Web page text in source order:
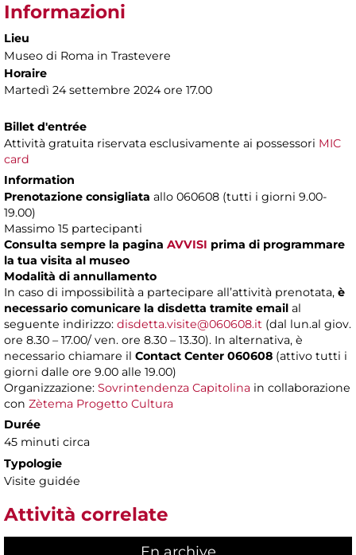
Informazioni
Lieu
Museo di Roma in Trastevere
Horaire
Martedì 24 settembre 2024 ore 17.00
Billet d'entrée
Attività gratuita riservata esclusivamente ai possessori MIC
card
Information
Prenotazione consigliata allo 060608 (tutti i giorni 9.00-
19.00)
Massimo 15 partecipanti
Consulta sempre la pagina AVVISI prima di programmare
la tua visita al museo
Modalità di annullamento
In caso di impossibilità a partecipare all’attività prenotata, è
necessario comunicare la disdetta tramite email al
seguente indirizzo: disdetta.visite@060608.it (dal lun.al giov.
ore 8.30 – 17.00/ ven. ore 8.30 – 13.30). In alternativa, è
necessario chiamare il Contact Center 060608 (attivo tutti i
giorni dalle ore 9.00 alle 19.00)
Organizzazione: Sovrintendenza Capitolina in collaborazione
con Zètema Progetto Cultura
Durée
45 minuti circa
Typologie
Visite guidée
Attività correlate